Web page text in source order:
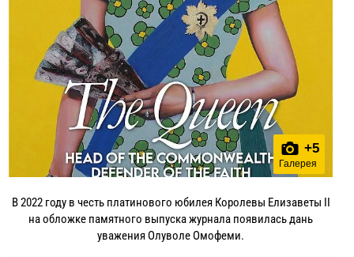
+5
Галерея
В 2022 году в честь платинового юбилея Королевы Елизаветы II
на обложке памятного выпуска журнала появилась дань
уважения Олуволе Омофеми.